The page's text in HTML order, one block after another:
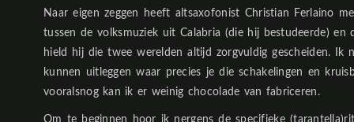
Naar eigen zeggen heeft altsaxofonist Christian Ferlaino
tussen de volksmuziek uit Calabria (die hij bestudeerde) en
hield hij die twee werelden altijd zorgvuldig gescheiden. Ik
kunnen uitleggen waar precies je die schakelingen en
vooralsnog kan ik er weinig chocolade van fabriceren.
Om te beginnen hoor ik nergens de specifieke